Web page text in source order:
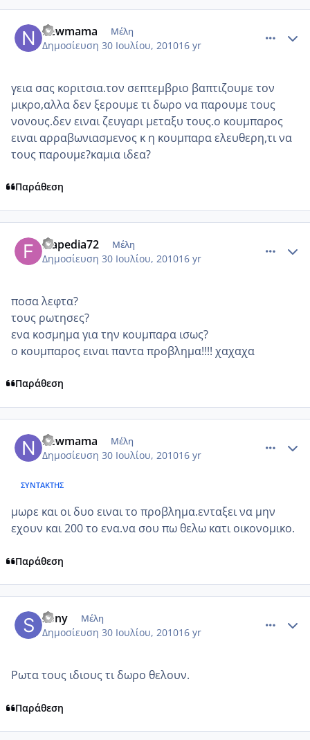
newmama Μέλη
Δημοσίευση 30 Ιουλίου, 201016 yr
γεια σας κοριτσια.τον σεπτεμβριο βαπτιζουμε τον
μικρο,αλλα δεν ξερουμε τι δωρο να παρουμε τους
νονους.δεν ειναι ζευγαρι μεταξυ τους.ο κουμπαρος
ειναι αρραβωνιασμενος κ η κουμπαρα ελευθερη,τι να
τους παρουμε?καμια ιδεα?
Παράθεση
frapedia72 Μέλη
Δημοσίευση 30 Ιουλίου, 201016 yr
ποσα λεφτα?
τους ρωτησες?
ενα κοσμημα για την κουμπαρα ισως?
ο κουμπαρος ειναι παντα προβλημα!!!! χαχαχα
Παράθεση
newmama Μέλη
Δημοσίευση 30 Ιουλίου, 201016 yr
ΣΥΝΤΆΚΤΗΣ
μωρε και οι δυο ειναι το προβλημα.ενταξει να μην
εχουν και 200 το ενα.να σου πω θελω κατι οικονομικο.
Παράθεση
sony Μέλη
Δημοσίευση 30 Ιουλίου, 201016 yr
Ρωτα τους ιδιους τι δωρο θελουν.
Παράθεση